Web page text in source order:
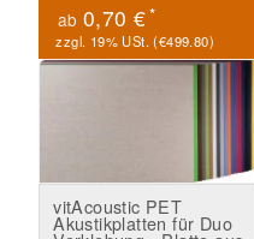
ab 0,70 €*
zzgl. 19% USt. (€499.80)
vitAcoustic PET
Akustikplatten für Duo